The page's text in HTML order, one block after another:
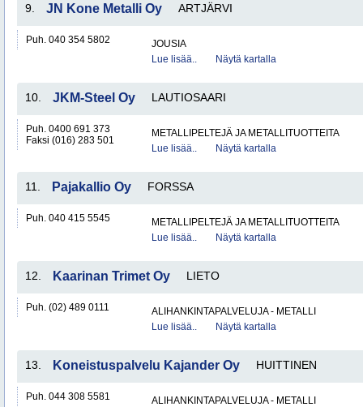
9. JN Kone Metalli Oy ARTJÄRVI
Puh. 040 354 5802
JOUSIA
Lue lisää..
Näytä kartalla
10. JKM-Steel Oy LAUTIOSAARI
Puh. 0400 691 373
Faksi (016) 283 501
METALLIPELTEJÄ JA METALLITUOTTEITA
Lue lisää..
Näytä kartalla
11. Pajakallio Oy FORSSA
Puh. 040 415 5545
METALLIPELTEJÄ JA METALLITUOTTEITA
Lue lisää..
Näytä kartalla
12. Kaarinan Trimet Oy LIETO
Puh. (02) 489 0111
ALIHANKINTAPALVELUJA - METALLI
Lue lisää..
Näytä kartalla
13. Koneistuspalvelu Kajander Oy HUITTINEN
Puh. 044 308 5581
ALIHANKINTAPALVELUJA - METALLI